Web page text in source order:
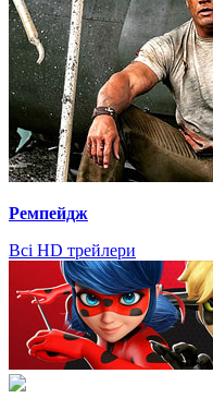
Ремпейдж
Всі HD трейлери